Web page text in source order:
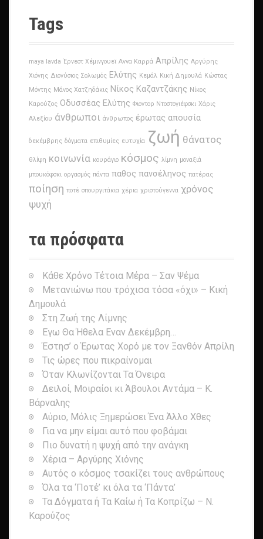
Tags
maya lavda Έρνεστ Χέμινγουεϊ Αννα Καρρά Απρίλης Αργύρης
Χιόνης Διονύσιος Σολωμός Ελύτης Κεμάλ Κική Δημουλά Κώστας
Μόντης Μάνος Χατζηδάκις Νίκος Καζαντζάκης Νίκος
Καρούζος Οδυσσέας Ελύτης Φιοντορ Ντοστογιέφσκι Χάρις
Αλεξίου άνθρωποι άνθρωπος έρωτας απουσία
δεκέμβρης δόγματα επιθυμίες ευτυχία ζωή θάνατος
θλίψη κοινωνία κουράγιο κόσμος λίμνη μοναξιά
μπουκόφσκι οργασμός πάντα παθος πανσέληνος πατέρας
ποίηση ποτέ σπουργιτάκια χέρια χριστούγεννα χρόνος
ψυχή
τα πρόσφατα
Κάθε Χρόνο Τέτοια Μέρα – Σαν Ψέμα
Μετανιώνω που τρόχισα τόσα «όχι» – Κική
Δημουλά
Στη Ζωή της Λίμνης
Εγω Θα Ήθελα Εναν Δεκέμβρη…
Έστησ’ ο Έρωτας Χορό με τον Ξανθόν Απρίλη
Τις ώρες που πικραίνομαι
Όταν Κλωνίζονται Τα Όνειρα
Δειλοί, Μοιραίοι κι Άβουλοι Αντάμα – Κ.
Βάρναλης
Αύριο, Μόλις Ξημερώσει Ένα Άλλο Χθες
Για να μην είμαι αυτό που φοβάμαι
Πιο δυνατή η ψυχή από την ανάγκη
Χέρια – Αργύρης Χιόνης
Αυτός ο κόσμος τσακίζει τους ανθρώπους
Όλα τα ‘Ποτέ’ κι όλα τα ‘Πάντα’
Τα Δόγματα ή Τα Καίω ή Τα Κοπρίζω – Ν.
Καρούζος